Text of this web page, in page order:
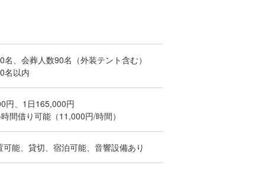
、会葬人数90名（外装テント含む）
名以内
円、1日165,000円
間借り可能（11,000円/時間）
能、貸切、宿泊可能、音響設備あり